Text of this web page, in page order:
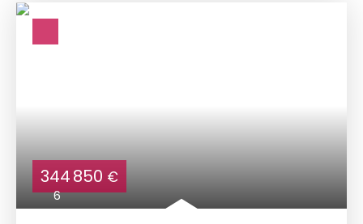
paysagé clos, terrasse au Sud Ouest sans vis à
344 850 €
6